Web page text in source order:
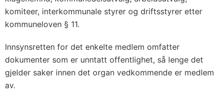
komiteer, interkommunale styrer og driftsstyrer etter
kommuneloven § 11.
Innsynsretten for det enkelte medlem omfatter
dokumenter som er unntatt offentlighet, så lenge det
gjelder saker innen det organ vedkommende er medlem
av.